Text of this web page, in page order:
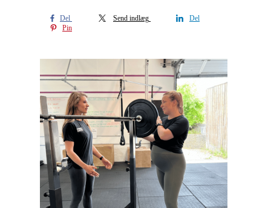
Del Send indlæg
Del
Pin